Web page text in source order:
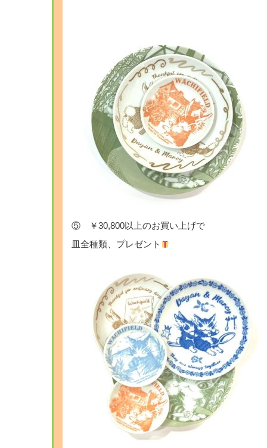
⑤ ￥30,800以上のお買い上げで
皿全種類、プレゼント